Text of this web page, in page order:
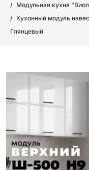
Модульная кухня
Кухонный модуль
Глянцевый